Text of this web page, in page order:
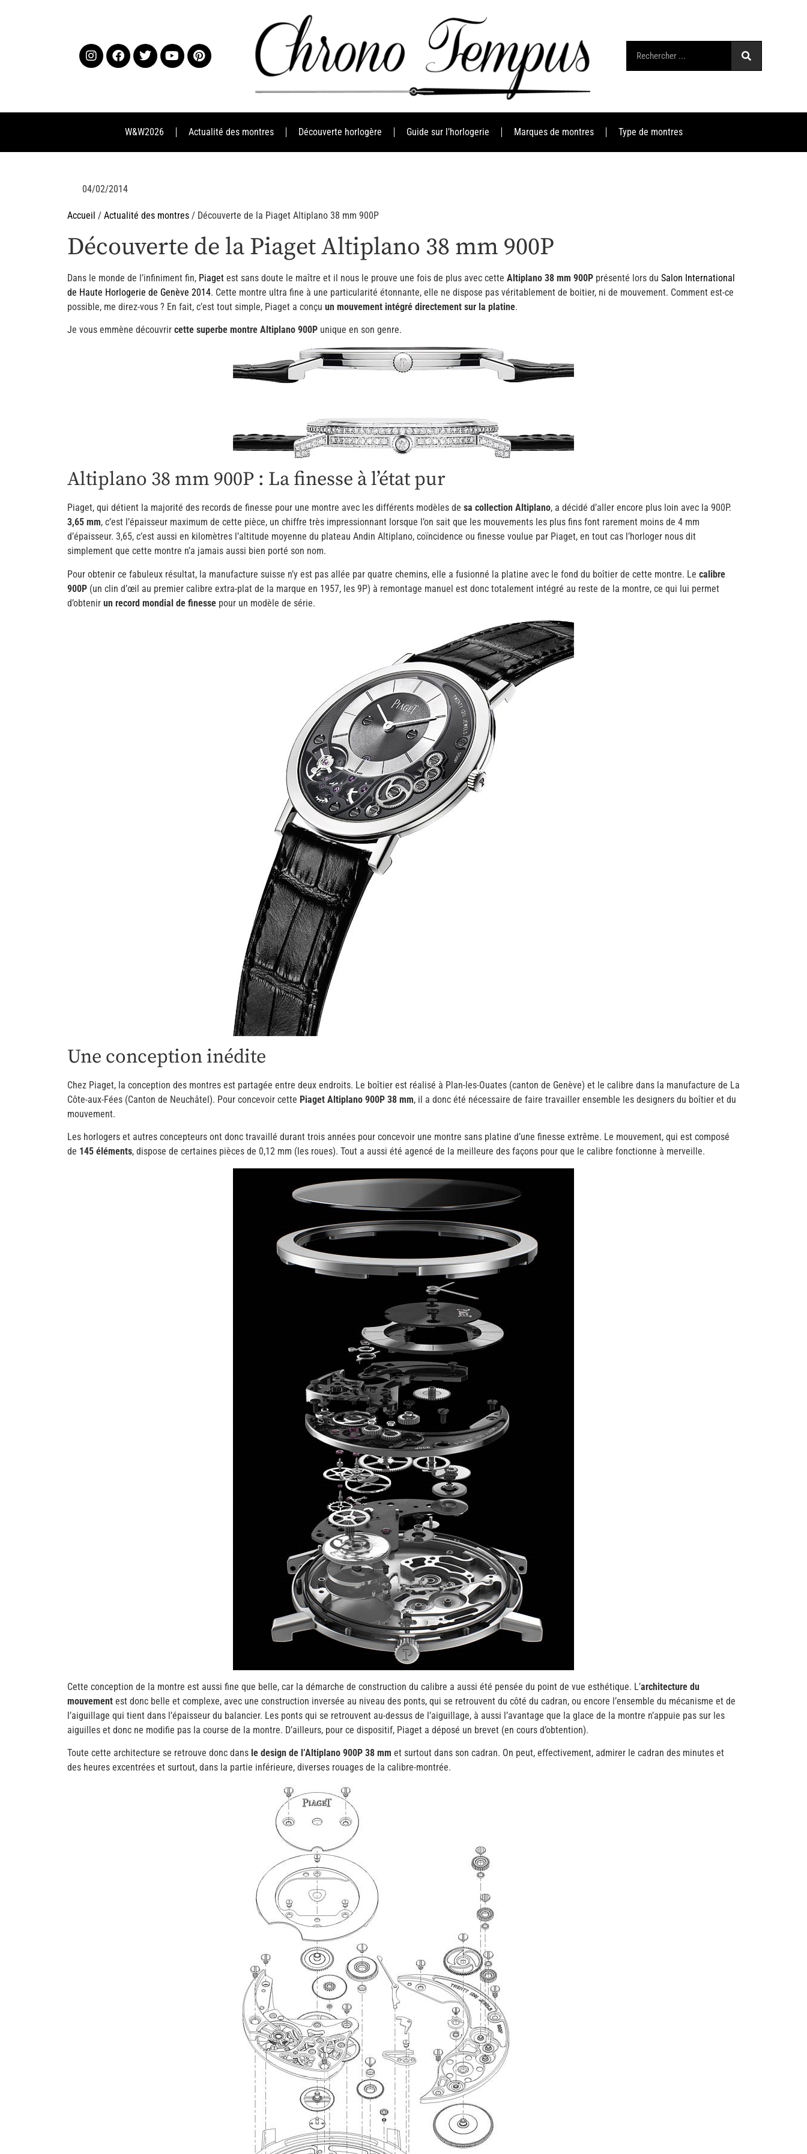
W&W2026 Actualité des montres Découverte horlogère Guide sur l’horlogerie Marques de montres Type de montres
04/02/2014
Accueil / Actualité des montres / Découverte de la Piaget Altiplano 38 mm 900P
Découverte de la Piaget Altiplano 38 mm 900P
Dans le monde de l’infiniment fin, Piaget est sans doute le maître et il nous le prouve une fois de plus avec cette Altiplano 38 mm 900P présenté lors du Salon International
de Haute Horlogerie de Genève 2014. Cette montre ultra fine à une particularité étonnante, elle ne dispose pas véritablement de boitier, ni de mouvement. Comment est-ce
possible, me direz-vous ? En fait, c’est tout simple, Piaget a conçu un mouvement intégré directement sur la platine.
Je vous emmène découvrir cette superbe montre Altiplano 900P unique en son genre.
Altiplano 38 mm 900P : La finesse à l’état pur
Piaget, qui détient la majorité des records de finesse pour une montre avec les différents modèles de sa collection Altiplano, a décidé d’aller encore plus loin avec la 900P.
3,65 mm, c’est l’épaisseur maximum de cette pièce, un chiffre très impressionnant lorsque l’on sait que les mouvements les plus fins font rarement moins de 4 mm
d’épaisseur. 3,65, c’est aussi en kilomètres l’altitude moyenne du plateau Andin Altiplano, coïncidence ou finesse voulue par Piaget, en tout cas l’horloger nous dit
simplement que cette montre n’a jamais aussi bien porté son nom.
Pour obtenir ce fabuleux résultat, la manufacture suisse n’y est pas allée par quatre chemins, elle a fusionné la platine avec le fond du boîtier de cette montre. Le calibre
900P (un clin d’œil au premier calibre extra-plat de la marque en 1957, les 9P) à remontage manuel est donc totalement intégré au reste de la montre, ce qui lui permet
d’obtenir un record mondial de finesse pour un modèle de série.
Une conception inédite
Chez Piaget, la conception des montres est partagée entre deux endroits. Le boîtier est réalisé à Plan-les-Ouates (canton de Genève) et le calibre dans la manufacture de La
Côte-aux-Fées (Canton de Neuchâtel). Pour concevoir cette Piaget Altiplano 900P 38 mm, il a donc été nécessaire de faire travailler ensemble les designers du boîtier et du
mouvement.
Les horlogers et autres concepteurs ont donc travaillé durant trois années pour concevoir une montre sans platine d’une finesse extrême. Le mouvement, qui est composé
de 145 éléments, dispose de certaines pièces de 0,12 mm (les roues). Tout a aussi été agencé de la meilleure des façons pour que le calibre fonctionne à merveille.
Cette conception de la montre est aussi fine que belle, car la démarche de construction du calibre a aussi été pensée du point de vue esthétique. L’architecture du
mouvement est donc belle et complexe, avec une construction inversée au niveau des ponts, qui se retrouvent du côté du cadran, ou encore l’ensemble du mécanisme et de
l’aiguillage qui tient dans l’épaisseur du balancier. Les ponts qui se retrouvent au-dessus de l’aiguillage, à aussi l’avantage que la glace de la montre n’appuie pas sur les
aiguilles et donc ne modifie pas la course de la montre. D’ailleurs, pour ce dispositif, Piaget a déposé un brevet (en cours d’obtention).
Toute cette architecture se retrouve donc dans le design de l’Altiplano 900P 38 mm et surtout dans son cadran. On peut, effectivement, admirer le cadran des minutes et
des heures excentrées et surtout, dans la partie inférieure, diverses rouages de la calibre-montrée.